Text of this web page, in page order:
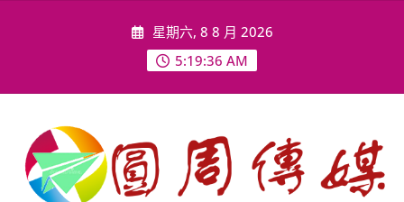
星期六, 8 8 月 2026
5:19:38 AM